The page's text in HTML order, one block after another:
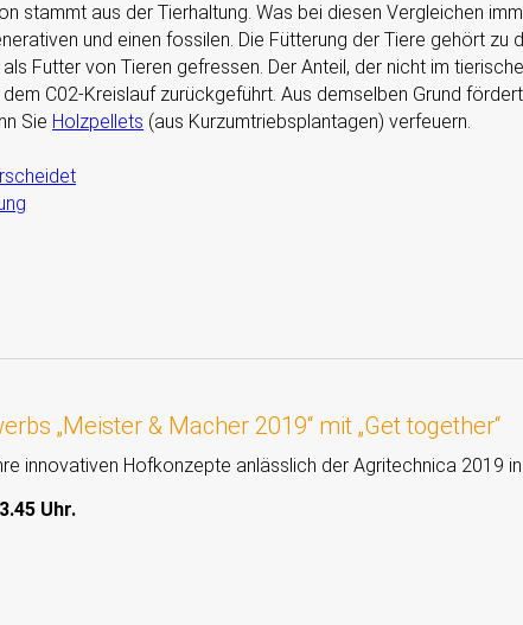
stammt aus der Tierhaltung. Was bei diesen Vergleichen
und einen fossilen. Die Fütterung der Tiere gehört zu
Futter von Tieren gefressen. Der Anteil, der nicht im
C02-Kreislauf zurückgeführt. Aus demselben Grund
Sie Holzpellets (aus Kurzumtriebsplantagen) verfeuern.
„Meister & Macher 2019“ mit „Get together“
innovativen Hofkonzepte anlässlich der Agritechnica 2019
Uhr.